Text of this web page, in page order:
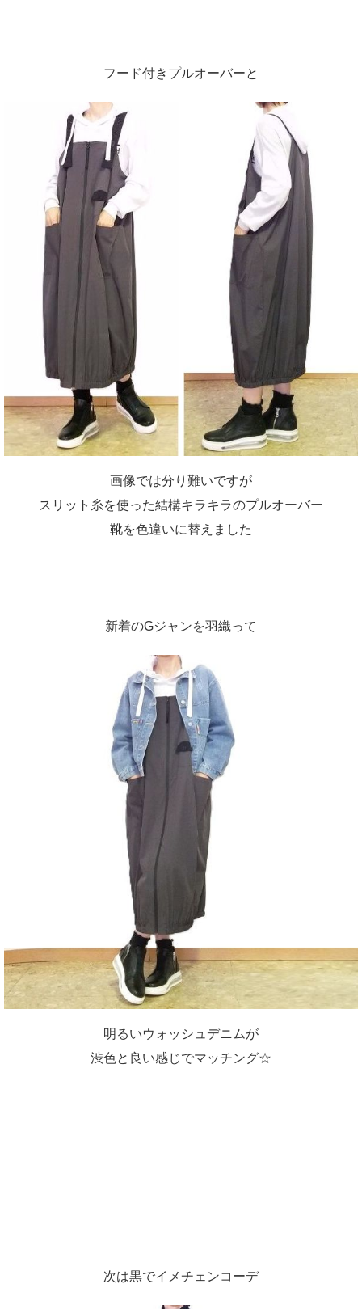
フード付きプルオーバーと
画像では分り難いですが
スリット糸を使った結構キラキラのプルオーバー
靴を色違いに替えました
新着のGジャンを羽織って
明るいウォッシュデニムが
渋色と良い感じでマッチング☆
次は黒でイメチェンコーデ